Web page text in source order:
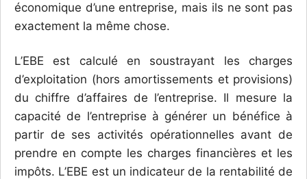
économique d’une entreprise, mais ils ne sont pas
exactement la même chose.
L’EBE est calculé en soustrayant les charges
d’exploitation (hors amortissements et provisions)
du chiffre d’affaires de l’entreprise. Il mesure la
capacité de l’entreprise à générer un bénéfice à
partir de ses activités opérationnelles avant de
prendre en compte les charges financières et les
impôts. L’EBE est un indicateur de la rentabilité de